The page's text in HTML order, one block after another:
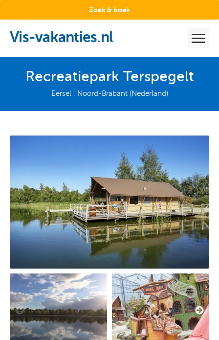
Vis-vakanties.nl
Zoek & boek
Recreatiepark Terspegelt
Eersel , Noord-Brabant (Nederland)